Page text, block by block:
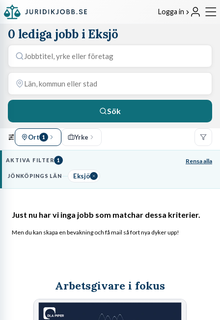
Logga in
0 lediga jobb i Eksjö
Sök
Ort 1 Yrke
AKTIVA FILTER 1 Rensa alla
JÖNKÖPINGS LÄN Eksjö
Just nu har vi inga jobb som matchar dessa kriterier.
Men du kan skapa en bevakning och få mail så fort nya dyker upp!
Arbetsgivare i fokus